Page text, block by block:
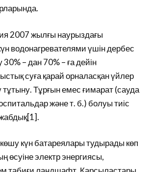
2007 жылғы наурыздағы
водонагревателями үшін дербес
– дан 70% – ға дейін
ыстық суға қарай орналасқан үйлер
тұтыну. Тұрғын емес ғимарат (сауда
және т. б.) болуы тиіс
көшу күн батареялары тудырады көп
өсуіне электр энергиясы,